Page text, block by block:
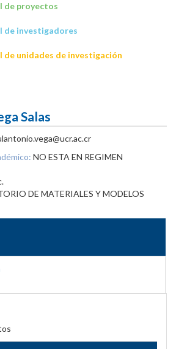
investigación
de proyectos
de investigadores
de unidades de investigación
Salas
NO ESTA EN REGIMEN
DE MATERIALES Y MODELOS